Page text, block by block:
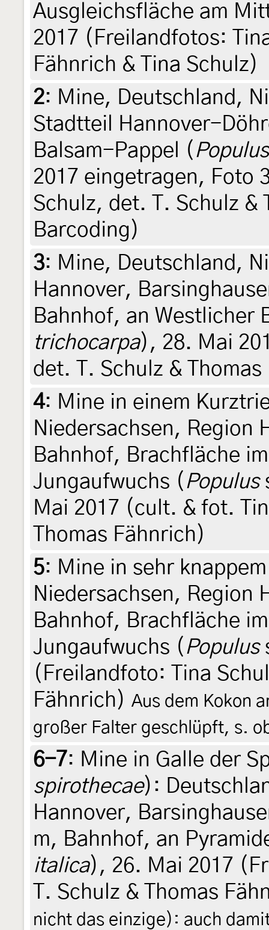
Ausgleichsfläche am
2017 (Freilandfotos:
Fähnrich & Tina Schulz)
2: Mine, Deutschland,
Stadtteil Hannover-
Balsam-Pappel (
2017 eingetragen, Foto
Schulz, det. T. Schulz &
Barcoding)
3: Mine, Deutschland,
Hannover,
Bahnhof, an Westlicher
trichocarpa), 28. Mai
det. T. Schulz &
4: Mine in einem
Niedersachsen, Region
Bahnhof, Brachfläche
Jungaufwuchs ( Populus
Mai 2017 (cult. & fot.
Thomas Fähnrich)
5: Mine in sehr
Niedersachsen, Region
Bahnhof, Brachfläche
Jungaufwuchs ( Populus
(Freilandfoto: Tina
Fähnrich) Aus dem Kokon
großer Falter geschlüpft, s.
6-7: Mine in Galle der
spirothecae):
Hannover,
m, Bahnhof, an
italica), 26. Mai 2017
T. Schulz & Thomas
nicht das einzige): auch